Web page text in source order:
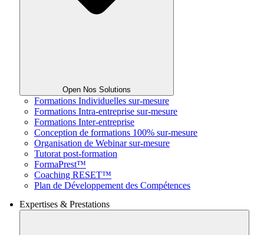
Open Nos Solutions
Formations Individuelles sur-mesure
Formations Intra-entreprise sur-mesure
Formations Inter-entreprise
Conception de formations 100% sur-mesure
Organisation de Webinar sur-mesure
Tutorat post-formation
FormaPrest™
Coaching RESET™
Plan de Développement des Compétences
Expertises & Prestations